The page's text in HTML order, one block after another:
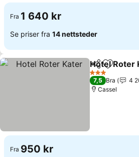
Fra 1 640 kr
Se priser fra 14 nettsteder
Del Legg til
Hotel Roter
3 Stjerner
7,5 Bra
4
Cassel
Fra 950 kr